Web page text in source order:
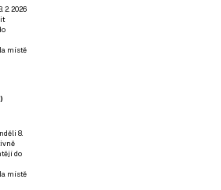
2026
místě
8.
do
místě